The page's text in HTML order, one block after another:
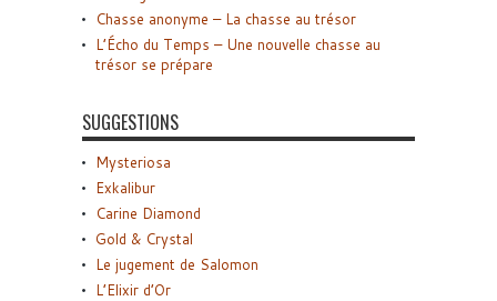
Chasse anonyme – La chasse au trésor
L’Écho du Temps – Une nouvelle chasse au
trésor se prépare
SUGGESTIONS
Mysteriosa
Exkalibur
Carine Diamond
Gold & Crystal
Le jugement de Salomon
L’Elixir d’Or